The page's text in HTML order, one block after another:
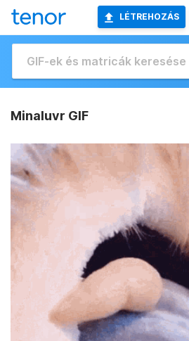
LÉTREHOZÁS
Minaluvr GIF